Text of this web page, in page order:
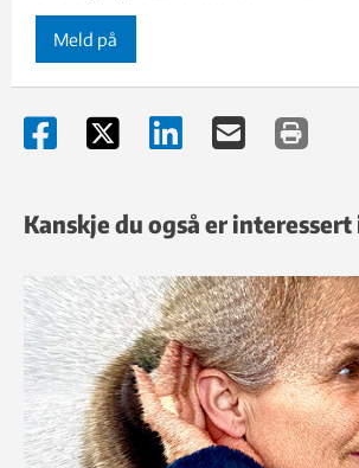
Meld på
Kanskje du også er interessert